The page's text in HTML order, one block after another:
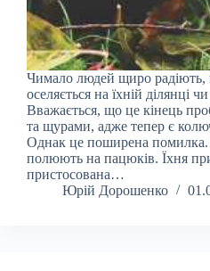
Чимало людей щиро радіють,
оселяється на їхній ділянці чи
Вважається, що це кінець
та щурами, адже тепер є
Однак це поширена помилка.
полюють на пацюків. Їхня
пристосована…
Юрій Дорошенко